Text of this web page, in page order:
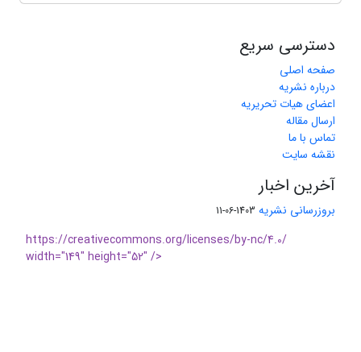
دسترسی سریع
صفحه اصلی
درباره نشریه
اعضای هیات تحریریه
ارسال مقاله
تماس با ما
نقشه سایت
آخرین اخبار
بروزرسانی نشریه 1403-06-11
https://creativecommons.org/licenses/by-nc/4.0/
width="149" height="52" />